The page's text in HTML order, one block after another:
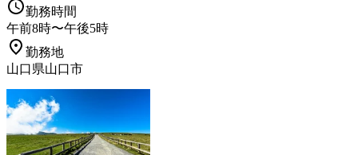
勤務時間
午前8時〜午後5時
勤務地
山口県山口市